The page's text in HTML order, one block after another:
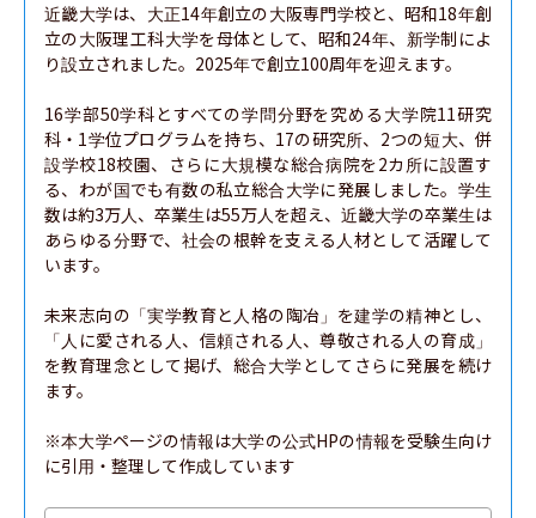
近畿大学は、大正14年創立の大阪専門学校と、昭和18年創
立の大阪理工科大学を母体として、昭和24年、新学制によ
り設立されました。2025年で創立100周年を迎えます。
16学部50学科とすべての学問分野を究める大学院11研究
科・1学位プログラムを持ち、17の研究所、2つの短大、併
設学校18校園、さらに大規模な総合病院を2カ所に設置す
る、わが国でも有数の私立総合大学に発展しました。学生
数は約3万人、卒業生は55万人を超え、近畿大学の卒業生は
あらゆる分野で、社会の根幹を支える人材として活躍して
います。
未来志向の「実学教育と人格の陶冶」を建学の精神とし、
「人に愛される人、信頼される人、尊敬される人の育成」
を教育理念として掲げ、総合大学としてさらに発展を続け
ます。
※本大学ページの情報は大学の公式HPの情報を受験生向け
に引用・整理して作成しています